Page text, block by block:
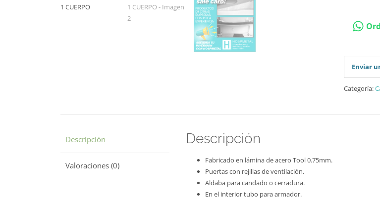
Enviar
Categoría:
Descripción
Valoraciones (0)
Descripción
Fabricado en lámina de acero Tool 0.75mm.
Puertas con rejillas de ventilación.
Aldaba para candado o cerradura.
En el interior tubo para armador.